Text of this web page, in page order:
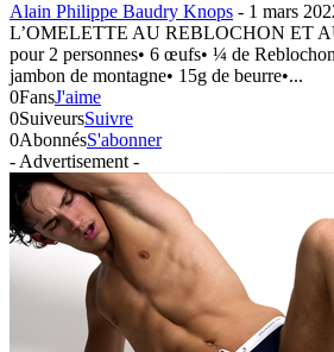
Alain Philippe Baudry Knops - 1 mars
L’OMELETTE AU REBLOCHON ET
pour 2 personnes• 6 œufs• ¼ de
jambon de montagne• 15g de beurre•...
0FansJ'aime
0SuiveursSuivre
0AbonnésS'abonner
- Advertisement -